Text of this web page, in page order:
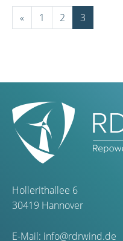
« 1 2 3
Hollerithallee 6
30419 Hannover
E-Mail: info@rdrwind.de